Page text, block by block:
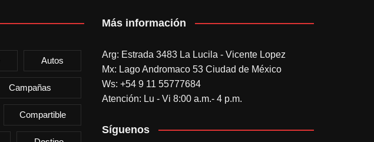
Autos
Campañas
Compartible
Más información
Arg: Estrada 3483 La Lucila - Vicente Lopez
Mx: Lago Andromaco 53 Ciudad de México
Ws: +54 9 11 55777684
Atención: Lu - Vi 8:00 a.m.- 4 p.m.
Síguenos